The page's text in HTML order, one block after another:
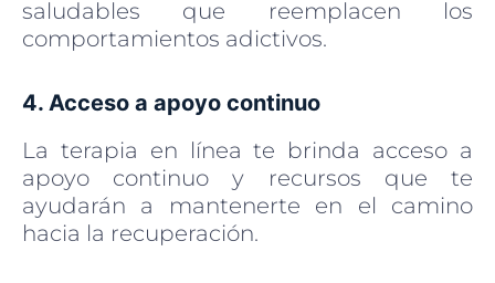
saludables que reemplacen los
comportamientos adictivos.
4. Acceso a apoyo continuo
La terapia en línea te brinda acceso a
apoyo continuo y recursos que te
ayudarán a mantenerte en el camino
hacia la recuperación.